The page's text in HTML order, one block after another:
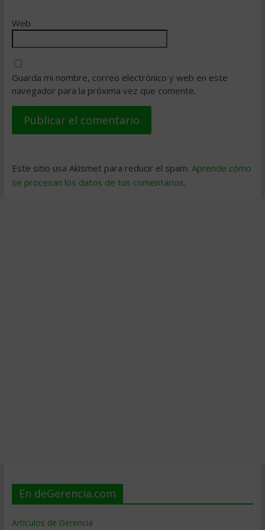
Web
Guarda mi nombre, correo electrónico y web en este
navegador para la próxima vez que comente.
Este sitio usa Akismet para reducir el spam. Aprende cómo
se procesan los datos de tus comentarios.
En deGerencia.com
Artículos de Gerencia